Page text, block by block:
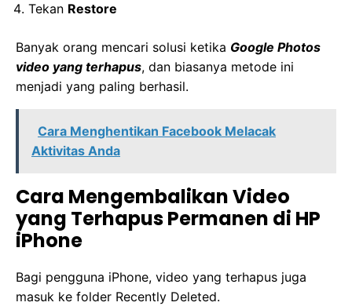
Tekan Restore
Banyak orang mencari solusi ketika Google Photos
video yang terhapus, dan biasanya metode ini
menjadi yang paling berhasil.
Cara Menghentikan Facebook Melacak
Aktivitas Anda
Cara Mengembalikan Video
yang Terhapus Permanen di HP
iPhone
Bagi pengguna iPhone, video yang terhapus juga
masuk ke folder Recently Deleted.